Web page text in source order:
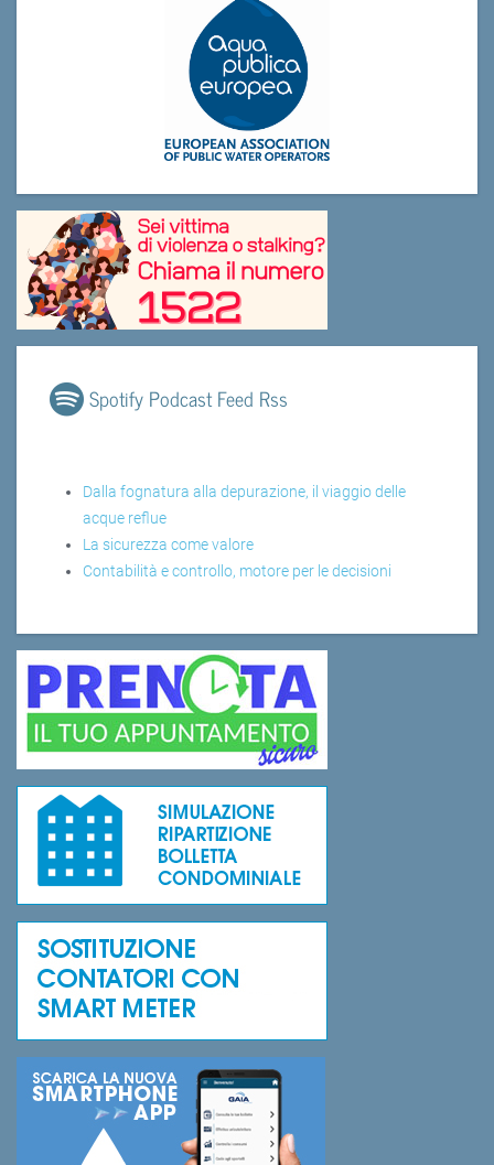
Spotify Podcast Feed Rss
Dalla fognatura alla depurazione, il viaggio delle
acque reflue
La sicurezza come valore
Contabilità e controllo, motore per le decisioni